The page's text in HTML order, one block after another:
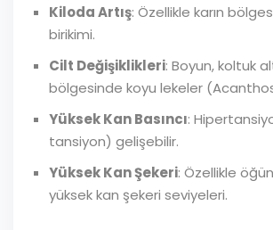
Kiloda Artış: Özellikle karın
birikimi.
Cilt Değişiklikleri: Boyun, koltuk
bölgesinde koyu lekeler
Yüksek Kan Basıncı:
tansiyon) gelişebilir.
Yüksek Kan Şekeri: Özellikle
yüksek kan şekeri seviyeleri.